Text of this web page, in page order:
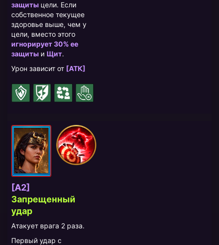
защиты цели. Если
собственное текущее
здоровье выше, чем у
цели, вместо этого
игнорирует 30% ее
защиты и Щит.
Урон зависит от [АТК]
[A2]
Запрещенный
удар
Атакует врага 2 раза.
Первый удар с